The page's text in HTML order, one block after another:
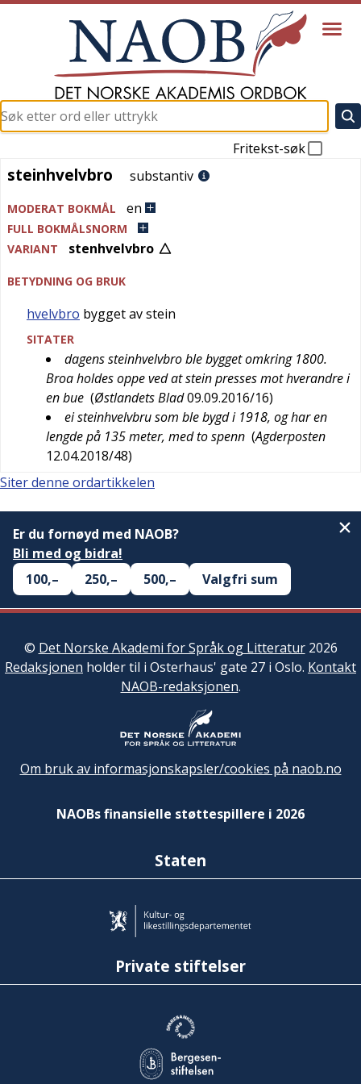
Fritekst-søk
steinhvelvbro
steinhvelvbro substantiv
MODERAT BOKMÅL en
FULL BOKMÅLSNORM
VARIANT
stenhvelvbro
BETYDNING OG BRUK
hvelvbro bygget av stein
SITATER
dagens steinhvelvbro ble bygget omkring 1800.
Broa holdes oppe ved at stein presses mot hverandre i
en bue (Østlandets Blad09.09.2016/16)
ei steinhvelvbru som ble bygd i 1918, og har en
lengde på 135 meter, med to spenn (Agderposten
12.04.2018/48)
Siter denne ordartikkelen
Er du fornøyd med NAOB?
Bli med og bidra!
100,–
250,– 500,– Valgfri sum
© Det Norske Akademi for Språk og Litteratur2026
Redaksjonen holder til i Osterhaus' gate 27 i Oslo. Kontakt
NAOB-redaksjonen.
Om bruk av informasjonskapsler/cookies på naob.no
NAOBs finansielle støttespillere i 2026
Staten
Private stiftelser